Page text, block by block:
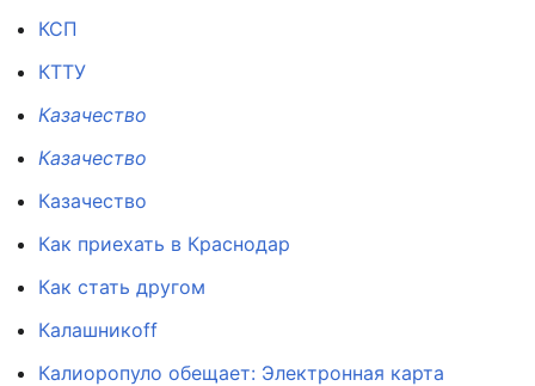
КСП
КТТУ
Казачество
Казачество
Казачество
Как приехать в Краснодар
Как стать другом
Калашникоff
Калиоропуло обещает: Электронная карта